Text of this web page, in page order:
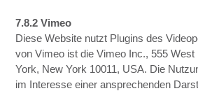
7.8.2 Vimeo
Diese Website nutzt Plugins des
von Vimeo ist die Vimeo Inc., 555 West
York, New York 10011, USA. Die
im Interesse einer ansprechenden